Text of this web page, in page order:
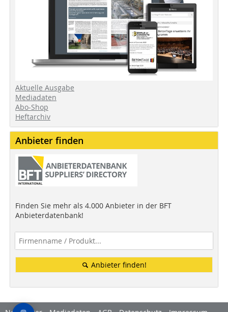
Aktuelle Ausgabe
Mediadaten
Abo-Shop
Heftarchiv
Anbieter finden
Finden Sie mehr als 4.000 Anbieter in der BFT
Anbieterdatenbank!
Anbieter finden!